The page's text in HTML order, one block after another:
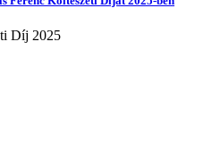
Díj 2025